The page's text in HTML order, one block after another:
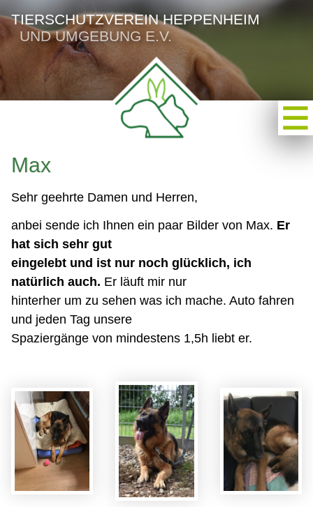
TIERSCHUTZVEREIN HEPPENHEIM
UND UMGEBUNG E.V.
Max
Sehr geehrte Damen und Herren,
anbei sende ich Ihnen ein paar Bilder von Max. Er
hat sich sehr gut
eingelebt und ist nur noch glücklich, ich
natürlich auch. Er läuft mir nur
hinterher um zu sehen was ich mache. Auto fahren
und jeden Tag unsere
Spaziergänge von mindestens 1,5h liebt er.